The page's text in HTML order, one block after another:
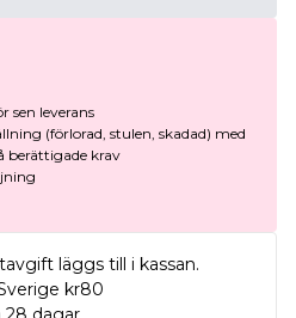
sen leverans
(förlorad, stulen, skadad) med
berättigade krav
läggs till i kassan.
kr80